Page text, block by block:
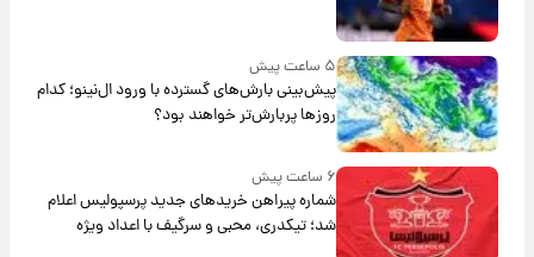
۵ ساعت پیش
پیش‌بینی بارش‌های گسترده با ورود ال‌نینو؛ کدام
روزها پربارش‌تر خواهند بود؟
۶ ساعت پیش
شماره پیراهن خریدهای جدید پرسپولیس اعلام
شد؛ تیکدری، محبی و سرگیف با اعداد ویژه